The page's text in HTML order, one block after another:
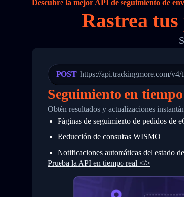
16
24
25
26
27
28
29
31
32
34
        "itemTimeLength": 2,
        "weblink": "",
        "phone": null,
"Details":
          },
          {
"Date": "2017-03-
"Details":
          }
      }
    ]
}
Descubre la mejor API de seguimiento de
Rastrea
POST https://api.trackingmore.com/v4/
Seguimiento en
Obtén resultados y actualizaciones
Páginas de seguimiento de pedidos de
Reducción de consultas WISMO
Notificaciones automáticas del estado
Prueba la API en tiempo real </>